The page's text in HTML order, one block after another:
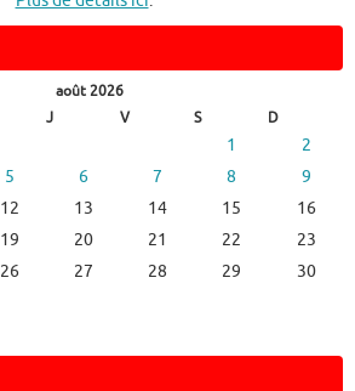
août 2026
J V S D
1
2
5 6 7 8
9
12 13 14 15
16
19 20 21 22
23
26 27 28 29
30